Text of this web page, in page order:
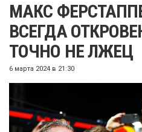
МАКС
ВСЕГДА
ТОЧНО НЕ ЛЖЕЦ
6 марта 2024 в 21:30